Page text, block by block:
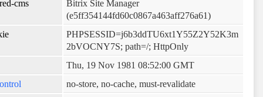
cms
Bitrix Site Manager
(e5ff354144fd60c0867a463aff276a61)
PHPSESSID=j6b3ddTU6xt1Y55Z2Y52K3m
2bVOCNY7S; path=/; HttpOnly
Thu, 19 Nov 1981 08:52:00 GMT
no-store, no-cache, must-revalidate